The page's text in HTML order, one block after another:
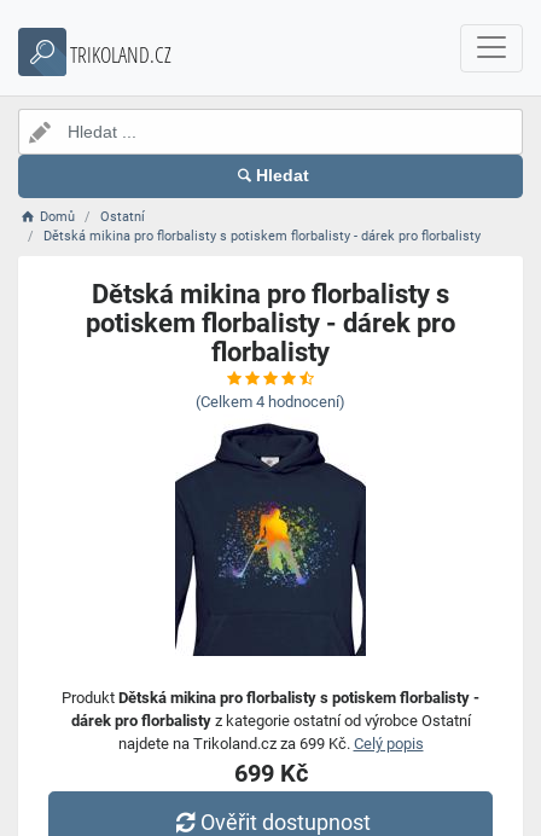
TRIKOLAND.CZ
Hledat
Domů
Ostatní
Dětská mikina pro florbalisty s potiskem florbalisty - dárek pro florbalisty
Dětská mikina pro florbalisty s
potiskem florbalisty - dárek pro
florbalisty
(Celkem 4 hodnocení)
Produkt Dětská mikina pro florbalisty s potiskem florbalisty -
dárek pro florbalistyz kategorie ostatní od výrobce Ostatní
najdete na Trikoland.cz za 699 Kč. Celý popis
699 Kč
Ověřit dostupnost